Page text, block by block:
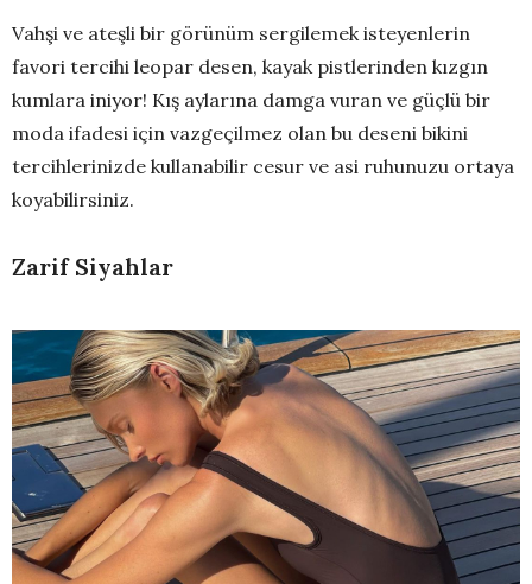
Vahşi ve ateşli bir görünüm sergilemek isteyenlerin
favori tercihi leopar desen, kayak pistlerinden kızgın
kumlara iniyor! Kış aylarına damga vuran ve güçlü bir
moda ifadesi için vazgeçilmez olan bu deseni bikini
tercihlerinizde kullanabilir cesur ve asi ruhunuzu ortaya
koyabilirsiniz.
Zarif Siyahlar